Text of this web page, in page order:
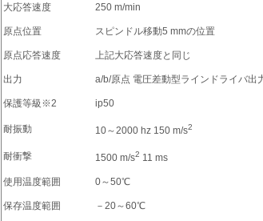
大応答速度 250 m/min
原点位置 スピンドル移動5 mmの位置
原点応答速度 上記大応答速度と同じ
出力 a/b/原点 電圧差動型ラインドライバ出
保護等級※2 ip50
耐振動 10～2000 hz 150 m/s2
耐衝撃 1500 m/s2 11 ms
使用温度範囲 0～50℃
保存温度範囲 －20～60℃